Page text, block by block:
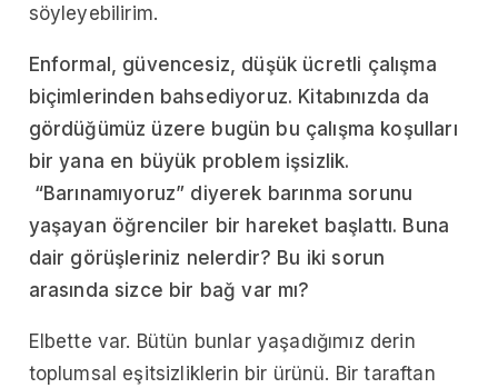
söyleyebilirim.
Enformal, güvencesiz, düşük ücretli çalışma
biçimlerinden bahsediyoruz. Kitabınızda da
gördüğümüz üzere bugün bu çalışma koşulları
bir yana en büyük problem işsizlik.
“Barınamıyoruz” diyerek barınma sorunu
yaşayan öğrenciler bir hareket başlattı. Buna
dair görüşleriniz nelerdir? Bu iki sorun
arasında sizce bir bağ var mı?
Elbette var. Bütün bunlar yaşadığımız derin
toplumsal eşitsizliklerin bir ürünü. Bir taraftan